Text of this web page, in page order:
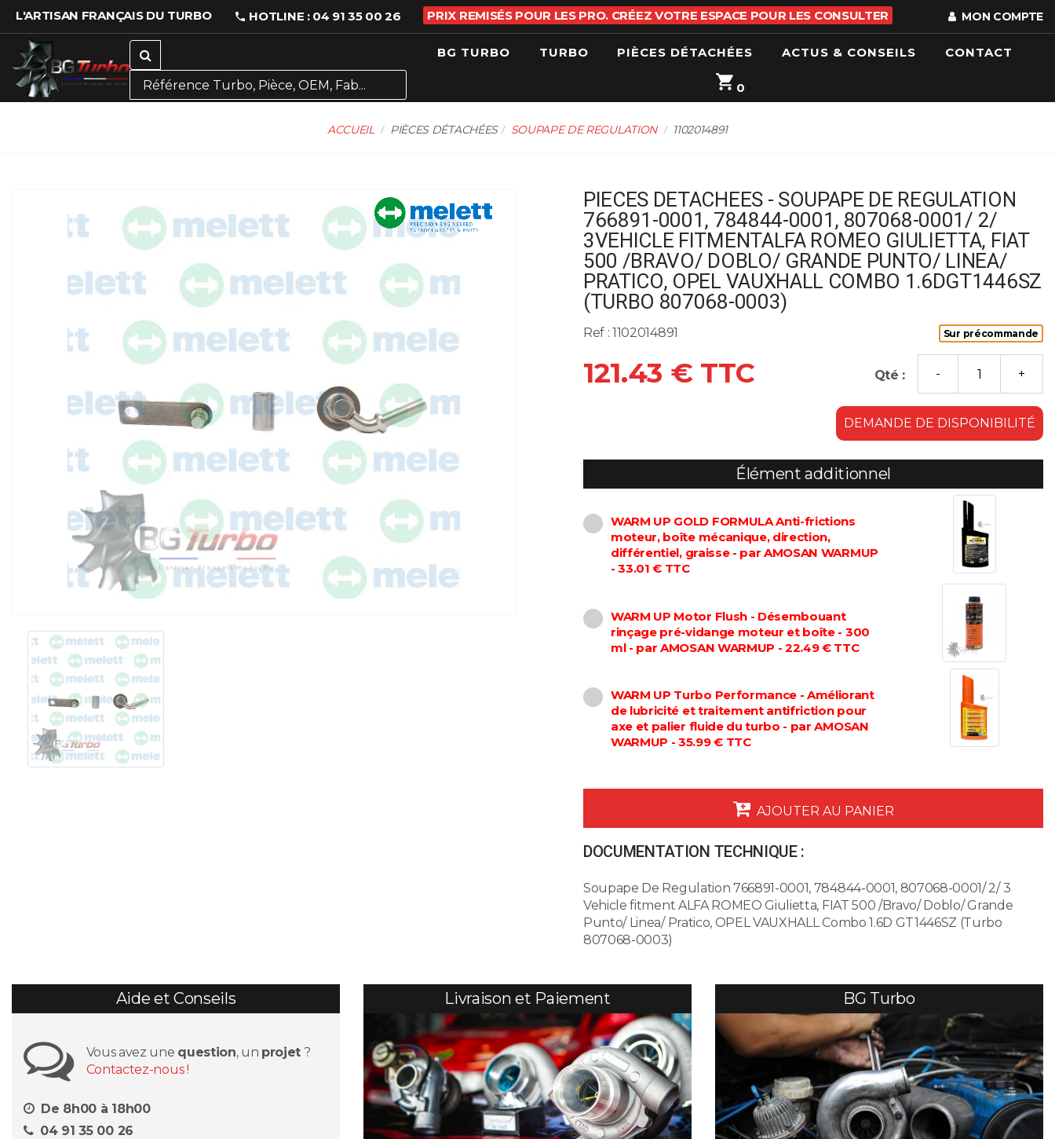
L'ARTISAN FRANÇAIS DU TURBO HOTLINE : 04 91 35 00 26 PRIX REMISÉS POUR LES PRO. CRÉEZ VOTRE ESPACE POUR LES CONSULTER MON COMPTE
BG TURBO TURBO PIÈCES DÉTACHÉES ACTUS & CONSEILS CONTACT
0
ACCUEIL PIÈCES DÉTACHÉES SOUPAPE DE REGULATION 1102014891
PIECES DETACHEES - SOUPAPE DE REGULATION
766891-0001, 784844-0001, 807068-0001/ 2/
3VEHICLE FITMENTALFA ROMEO GIULIETTA, FIAT
500 /BRAVO/ DOBLO/ GRANDE PUNTO/ LINEA/
PRATICO, OPEL VAUXHALL COMBO 1.6DGT1446SZ
(TURBO 807068-0003)
Ref : 1102014891 Sur précommande
121.43 € TTC Qté :
DEMANDE DE DISPONIBILITÉ
Élément additionnel
WARM UP GOLD FORMULA Anti-frictions
moteur, boîte mécanique, direction,
différentiel, graisse - par AMOSAN WARMUP
- 33.01 € TTC
WARM UP Motor Flush - Désembouant
rinçage pré-vidange moteur et boîte - 300
ml - par AMOSAN WARMUP - 22.49 € TTC
WARM UP Turbo Performance - Améliorant
de lubricité et traitement antifriction pour
axe et palier fluide du turbo - par AMOSAN
WARMUP - 35.99 € TTC
AJOUTER AU PANIER
DOCUMENTATION TECHNIQUE :
Soupape De Regulation 766891-0001, 784844-0001, 807068-0001/ 2/ 3
Vehicle fitment ALFA ROMEO Giulietta, FIAT 500 /Bravo/ Doblo/ Grande
Punto/ Linea/ Pratico, OPEL VAUXHALL Combo 1.6D GT1446SZ (Turbo
807068-0003)
Aide et Conseils
Vous avez une question, un projet ?
Contactez-nous !
De 8h00 à 18h00
04 91 35 00 26
Livraison et Paiement BG Turbo